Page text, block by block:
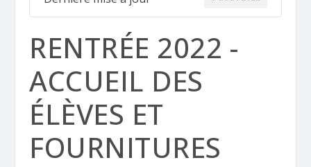
RENTRÉE 2022 -
ACCUEIL DES
ÉLÈVES ET
FOURNITURES